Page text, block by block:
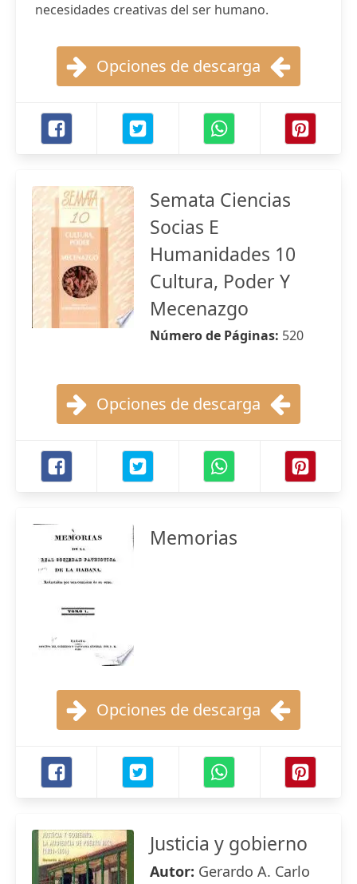
necesidades creativas del ser humano.
Opciones de descarga
Semata Ciencias
Socias E
Humanidades 10
Cultura, Poder Y
Mecenazgo
Número de Páginas: 520
Opciones de descarga
Memorias
Opciones de descarga
Justicia y gobierno
Autor: Gerardo A. Carlo